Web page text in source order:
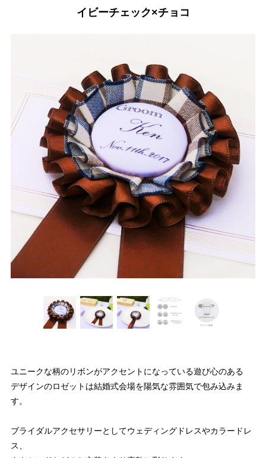
イビーチェック×チョコ
ユニークな柄のリボンがアクセントになっている遊び心のある
デザインのロゼットは結婚式会場を陽気な雰囲気で包み込みま
す。
ブライダルアクセサリーとしてウェディングドレスやカラードレ
ス、